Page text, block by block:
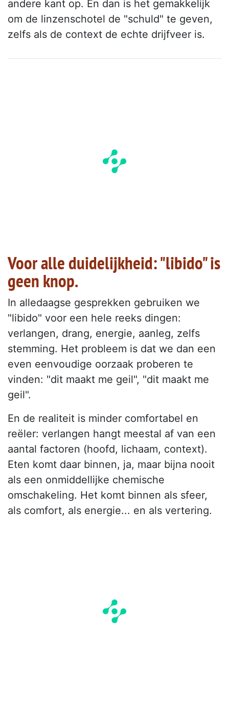
andere kant op. En dan is het gemakkelijk
om de linzenschotel de "schuld" te geven,
zelfs als de context de echte drijfveer is.
Voor alle duidelijkheid: "libido" is
geen knop.
In alledaagse gesprekken gebruiken we
"libido" voor een hele reeks dingen:
verlangen, drang, energie, aanleg, zelfs
stemming. Het probleem is dat we dan een
even eenvoudige oorzaak proberen te
vinden: "dit maakt me geil", "dit maakt me
geil".
En de realiteit is minder comfortabel en
reëler: verlangen hangt meestal af van een
aantal factoren (hoofd, lichaam, context).
Eten komt daar binnen, ja, maar bijna nooit
als een onmiddellijke chemische
omschakeling. Het komt binnen als sfeer,
als comfort, als energie... en als vertering.